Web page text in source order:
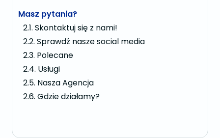
Masz pytania?
Skontaktuj się z nami!
Sprawdź nasze social media
Polecane
Usługi
Nasza Agencja
Gdzie działamy?